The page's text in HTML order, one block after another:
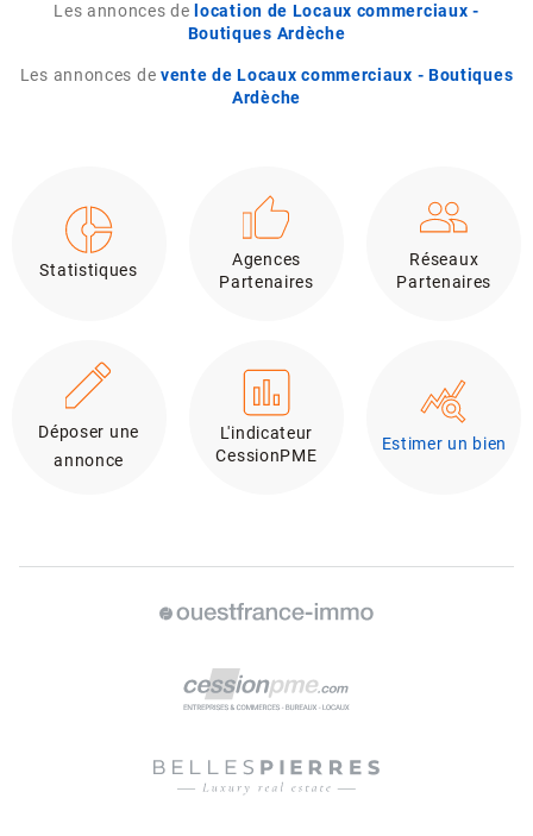
Les annonces de location de Locaux commerciaux -
Boutiques Ardèche
Les annonces de vente de Locaux commerciaux - Boutiques
Ardèche
Statistiques
Agences
Partenaires
Réseaux
Partenaires
Déposer une
annonce
L'indicateur
CessionPME
Estimer un bien